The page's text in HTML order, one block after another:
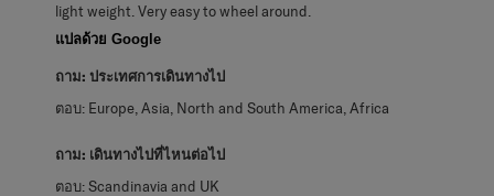
light weight. Very easy to wheel around.
แปลด้วย Google
ถาม: ประเทศการเดินทางไป
ตอบ: Europe, Asia, North and South America, Africa
ถาม: เดินทางไปที่ไหนต่อไป
ตอบ:Scandinavia and UK